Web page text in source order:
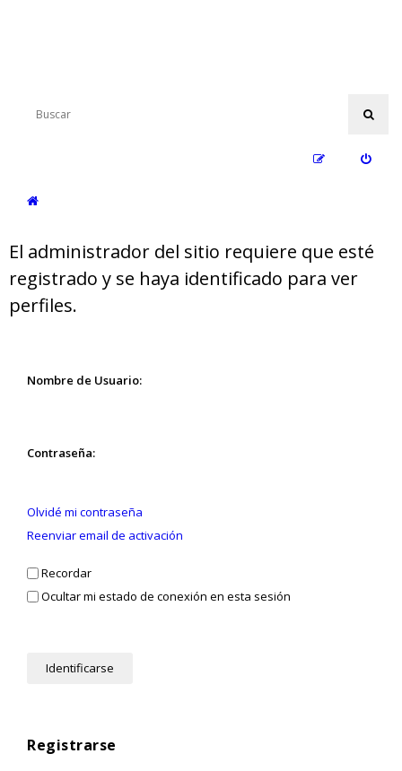
El administrador del sitio requiere que esté
registrado y se haya identificado para ver
perfiles.
Nombre de Usuario:
Contraseña:
Olvidé mi contraseña
Reenviar email de activación
Recordar
Ocultar mi estado de conexión en esta sesión
Registrarse